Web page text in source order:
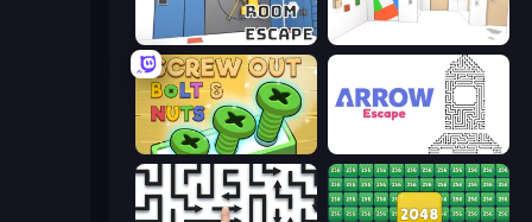
Vault Room Escape Mirror Room Escape
Screw Out: Bolts and Nuts Arrow Escape